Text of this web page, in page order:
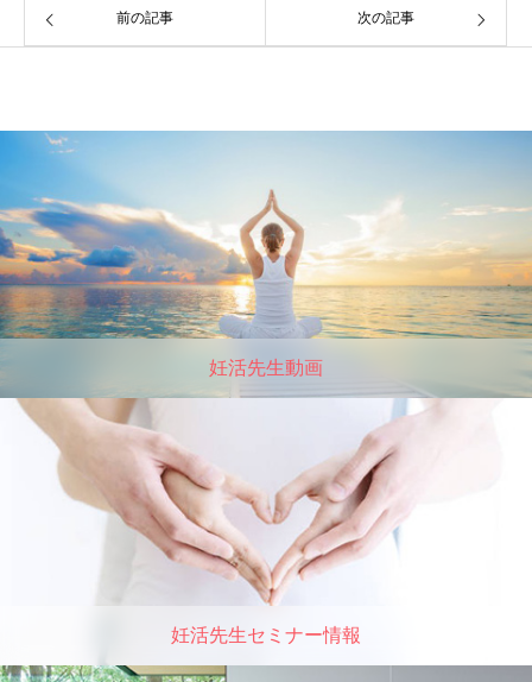
前の記事 次の記事
妊活先生動画
妊活先生セミナー情報